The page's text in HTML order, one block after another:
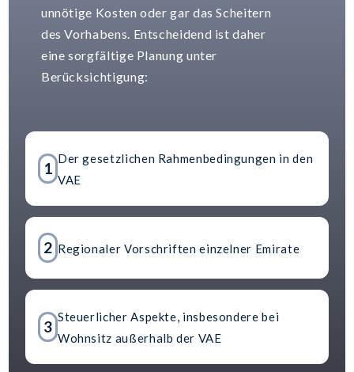
unnötige Kosten oder gar das Scheitern
des Vorhabens. Entscheidend ist daher
eine sorgfältige Planung unter
Berücksichtigung:
1
Der gesetzlichen Rahmenbedingungen in den
VAE
2 Regionaler Vorschriften einzelner Emirate
3
Steuerlicher Aspekte, insbesondere bei
Wohnsitz außerhalb der VAE